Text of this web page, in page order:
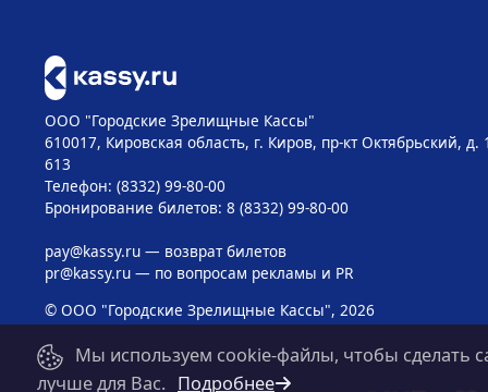
ООО "Городские Зрелищные Кассы"
610017, Кировская область, г. Киров, пр-кт Октябрьский, д.
613
Телефон: (8332) 99-80-00
Бронирование билетов: 8 (8332) 99-80-00
pay@kassy.ru— возврат билетов
pr@kassy.ru— по вопросам рекламы и PR
© ООО "Городские Зрелищные Кассы", 2026
Мы используем cookie-файлы, чтобы сделать
лучше для Вас. Подробнее